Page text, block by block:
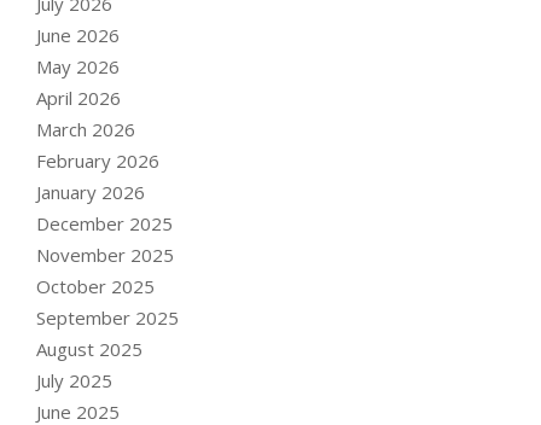
June 2026
May 2026
April 2026
March 2026
February 2026
January 2026
December 2025
November 2025
October 2025
September 2025
August 2025
July 2025
June 2025